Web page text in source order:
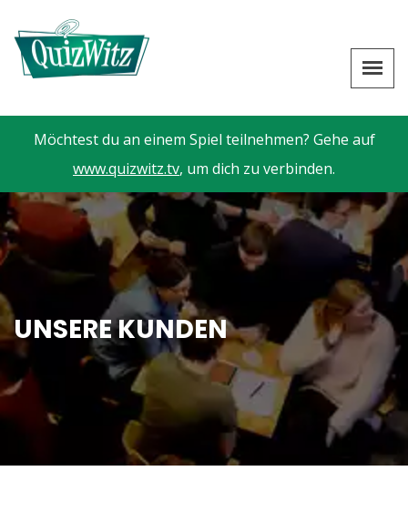
Möchtest du an einem Spiel teilnehmen? Gehe auf
www.quizwitz.tv, um dich zu verbinden.
UNSERE KUNDEN